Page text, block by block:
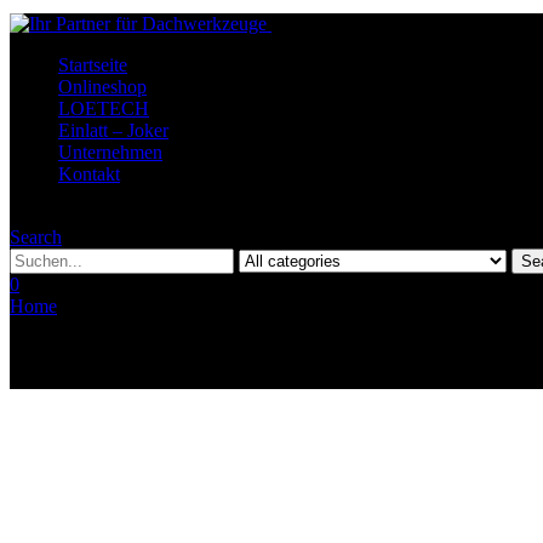
Startseite
Onlineshop
LOETECH
Einlatt – Joker
Unternehmen
Kontakt
Search
0
Home